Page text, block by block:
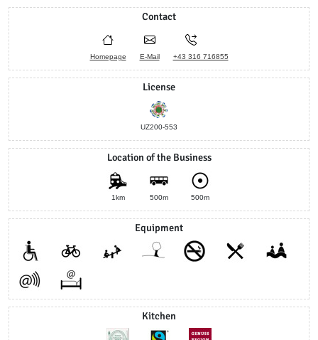
Contact
Homepage E-Mail +43 316 716855
License
UZ200-553
Location of the Business
1km 500m 500m
Equipment
Kitchen